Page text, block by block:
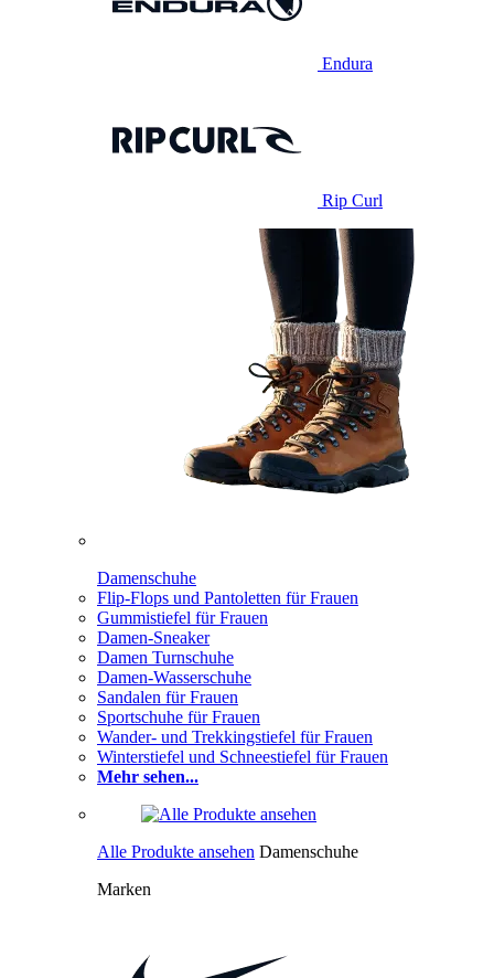
Endura
Rip Curl
Damenschuhe
Flip-Flops und Pantoletten für Frauen
Gummistiefel für Frauen
Damen-Sneaker
Damen Turnschuhe
Damen-Wasserschuhe
Sandalen für Frauen
Sportschuhe für Frauen
Wander- und Trekkingstiefel für Frauen
Winterstiefel und Schneestiefel für Frauen
Mehr sehen...
Alle Produkte ansehen Damenschuhe
Marken